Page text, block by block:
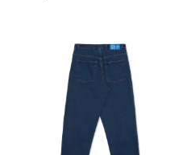
Ajouter à mes favoris